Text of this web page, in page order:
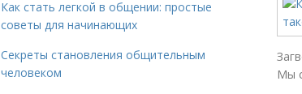
Мы
Как стать легкой в общении: простые
советы для начинающих
Секреты становления общительным
человеком